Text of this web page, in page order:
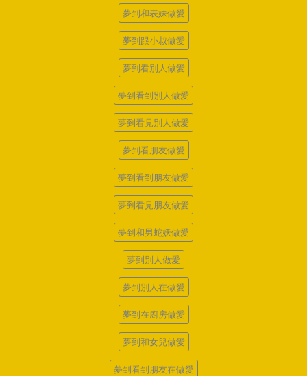
夢到和表妹做愛
夢到跟小叔做愛
夢到看別人做愛
夢到看到別人做愛
夢到看見別人做愛
夢到看朋友做愛
夢到看到朋友做愛
夢到看見朋友做愛
夢到和男蛇妖做愛
夢到別人做愛
夢到別人在做愛
夢到在廚房做愛
夢到和女兒做愛
夢到看到朋友在做愛